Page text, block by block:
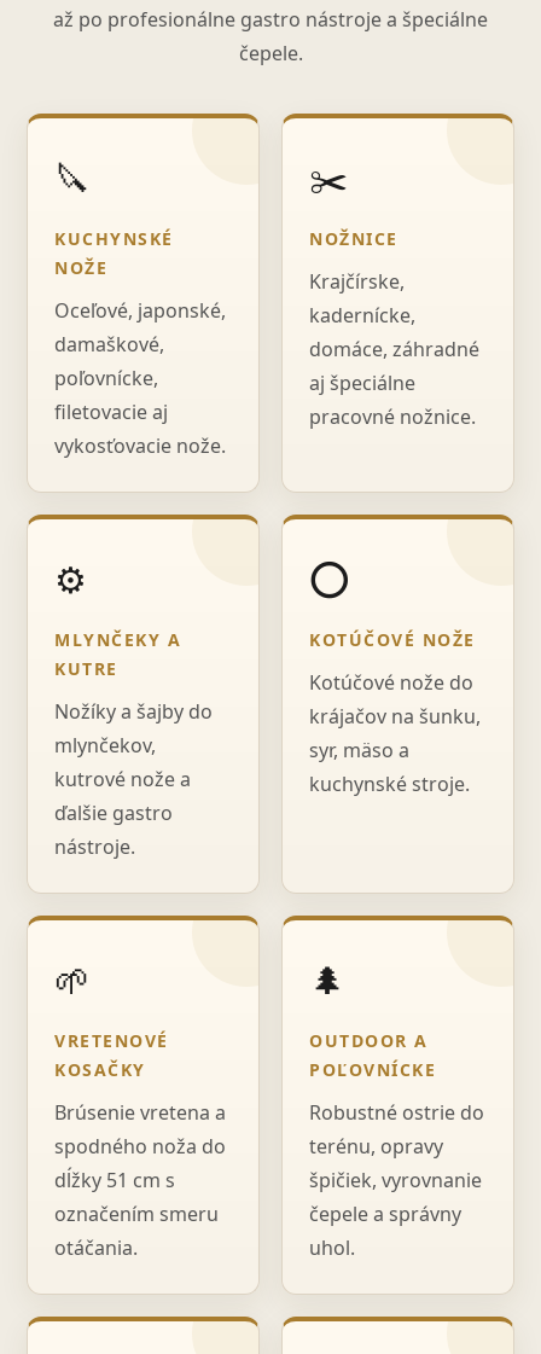
až po profesionálne gastro nástroje a špeciálne
čepele.
🔪
KUCHYNSKÉ
NOŽE
Oceľové, japonské,
damaškové,
poľovnícke,
filetovacie aj
vykosťovacie nože.
✂️
NOŽNICE
Krajčírske,
kadernícke,
domáce, záhradné
aj špeciálne
pracovné nožnice.
⚙️
MLYNČEKY A
KUTRE
Nožíky a šajby do
mlynčekov,
kutrové nože a
ďalšie gastro
nástroje.
⭕
KOTÚČOVÉ NOŽE
Kotúčové nože do
krájačov na šunku,
syr, mäso a
kuchynské stroje.
🌱
VRETENOVÉ
KOSAČKY
Brúsenie vretena a
spodného noža do
dĺžky 51 cm s
označením smeru
otáčania.
🌲
OUTDOOR A
POĽOVNÍCKE
Robustné ostrie do
terénu, opravy
špičiek, vyrovnanie
čepele a správny
uhol.